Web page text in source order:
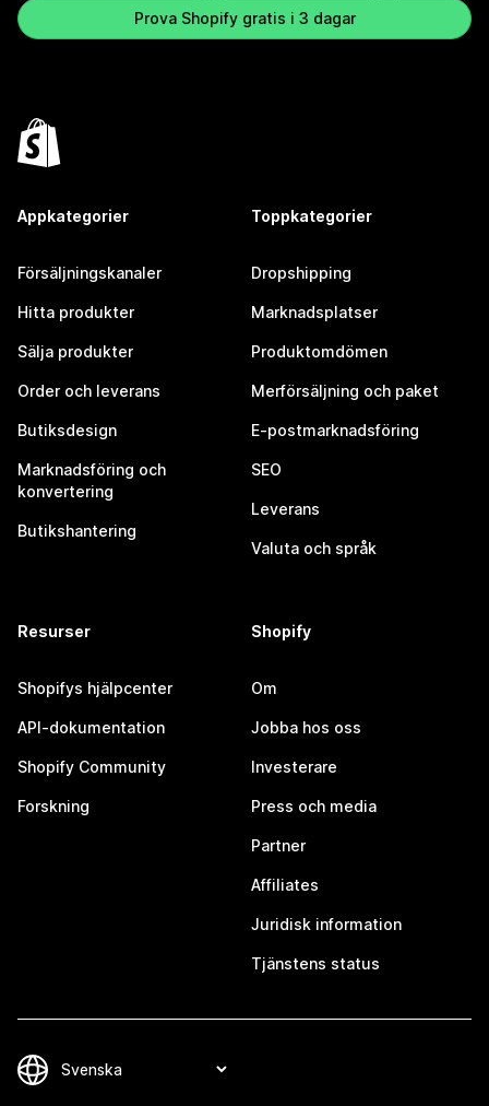
Prova Shopify gratis i 3 dagar
Appkategorier
Försäljningskanaler
Hitta produkter
Sälja produkter
Order och leverans
Butiksdesign
Marknadsföring och
konvertering
Butikshantering
Toppkategorier
Dropshipping
Marknadsplatser
Produktomdömen
Merförsäljning och paket
E-postmarknadsföring
SEO
Leverans
Valuta och språk
Resurser
Shopifys hjälpcenter
API-dokumentation
Shopify Community
Forskning
Shopify
Om
Jobba hos oss
Investerare
Press och media
Partner
Affiliates
Juridisk information
Tjänstens status